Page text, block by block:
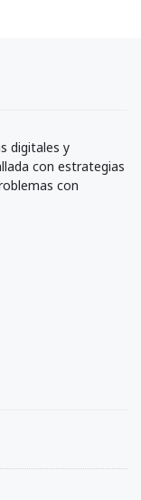
digitales y
con estrategias
con